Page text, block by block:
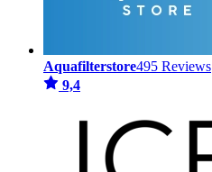
Aquafilterstore495 Reviews
9,4